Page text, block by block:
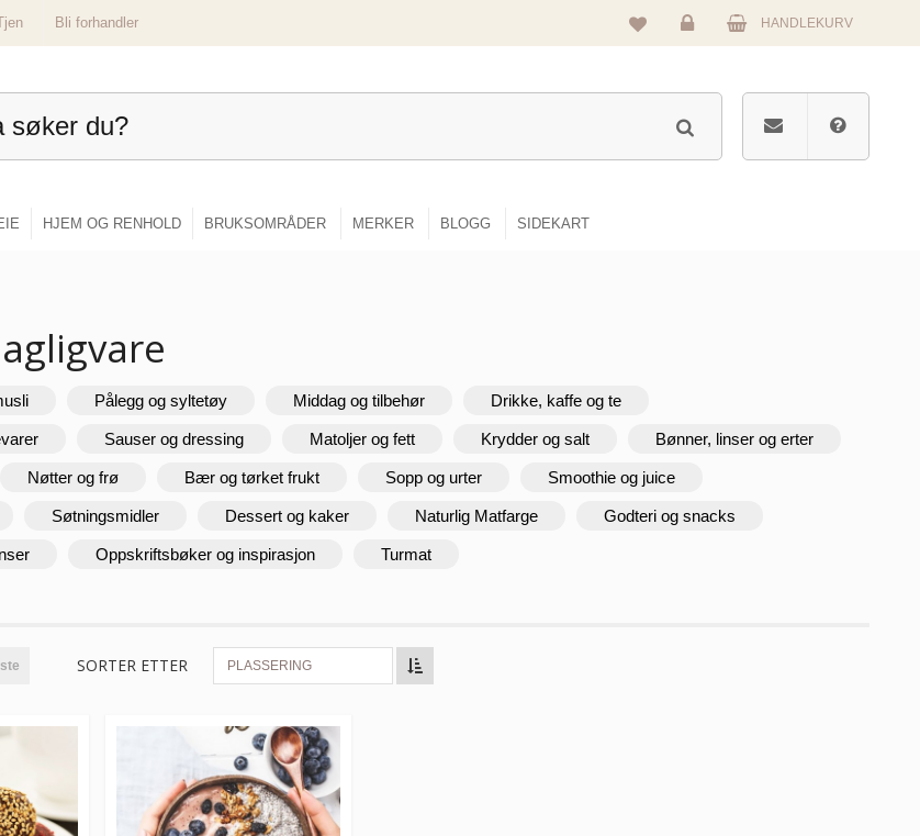
Bli forhandler
Logg
HANDLEKURV
HJEM OG RENHOLD BRUKSOMRÅDER MERKER BLOGG SIDEKART
Pålegg og syltetøy Middag og tilbehør Drikke, kaffe og te
Sauser og dressing Matoljer og fett Krydder og salt Bønner, linser og erter
Nøtter og frø Bær og tørket frukt Sopp og urter Smoothie og juice
Søtningsmidler Dessert og kaker Naturlig Matfarge Godteri og snacks
Oppskriftsbøker og inspirasjon Turmat
SORTER ETTER PLASSERING